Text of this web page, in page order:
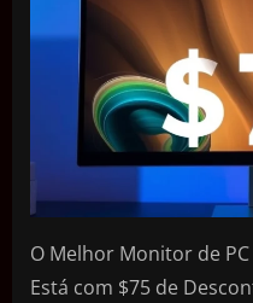
O Melhor Monitor de
Está com $75 de